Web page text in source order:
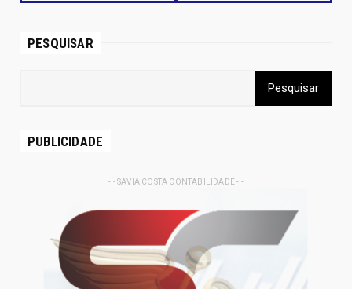
PESQUISAR
PUBLICIDADE
- - SAVIA COSTA CONTABILIDADE - -